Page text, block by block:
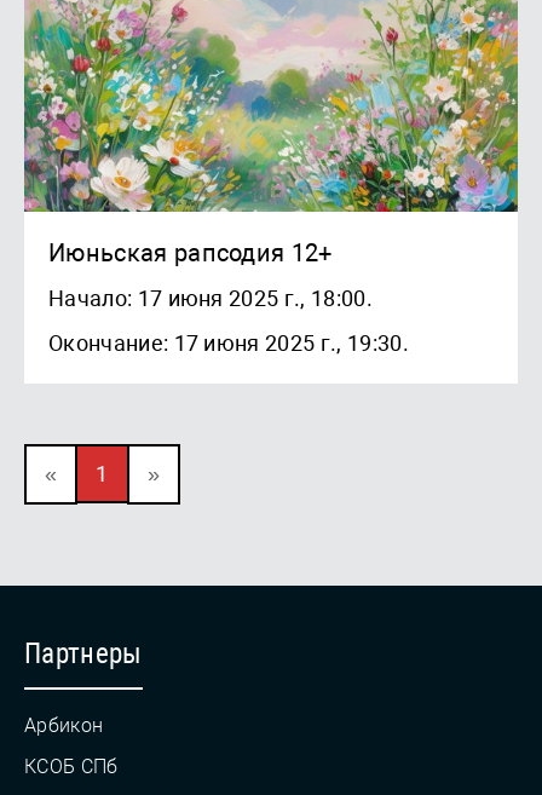
Июньская рапсодия 12+
Начало: 17 июня 2025 г., 18:00.
Окончание: 17 июня 2025 г., 19:30.
« 1 »
Партнеры
Арбикон
КСОБ СПб